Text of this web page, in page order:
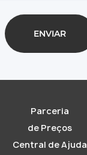
Parceria
de Preços
Central de Ajuda